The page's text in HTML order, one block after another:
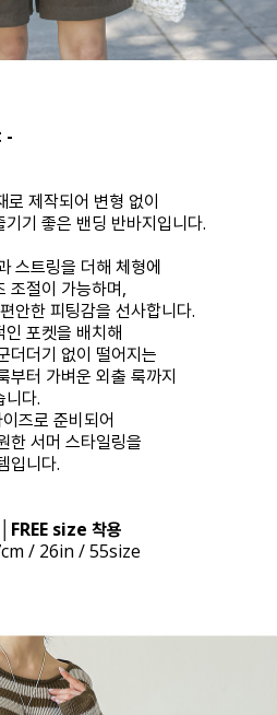
-
제작되어 변형 없이
기 좋은 밴딩 반바지입니다.
스트링을 더해 체형에
조절이 가능하며,
안한 피팅감을 선사합니다.
포켓을 배치해
더더기 없이 떨어지는
부터 가벼운 외출 룩까지
니다.
즈로 준비되어
한 서머 스타일링을
입니다.
size 착용
/ 26in / 55size